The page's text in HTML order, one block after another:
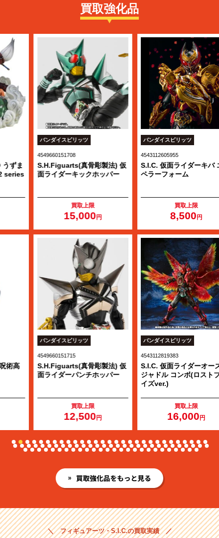
買取強化品
バンダイスピリッツ
4549660151708
S.H.Figuarts(真骨彫製法) 仮
面ライダーキックホッパー
15,000円
バンダイスピリッツ
4549660151715
S.H.Figuarts(真骨彫製法) 仮
面ライダーパンチホッパー
12,500円
バンダイスピリッツ
4543112605955
S.I.C. 仮面ライダーキバ エン
ペラーフォーム
8,500円
バンダイスピリッツ
4543112819383
S.I.C. 仮面ライダーオーズ タ
ジャドル コンボ(ロストブレ
イズver.)
16,000円
＼ フィギュアーツ・S.I.C.の買取実績 ／